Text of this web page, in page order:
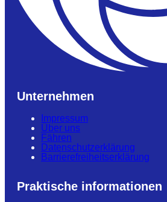
Unternehmen
Impressum
Über uns
Fähren
Datenschutzerklärung
Barrierefreiheitserklärung
Praktische informationen